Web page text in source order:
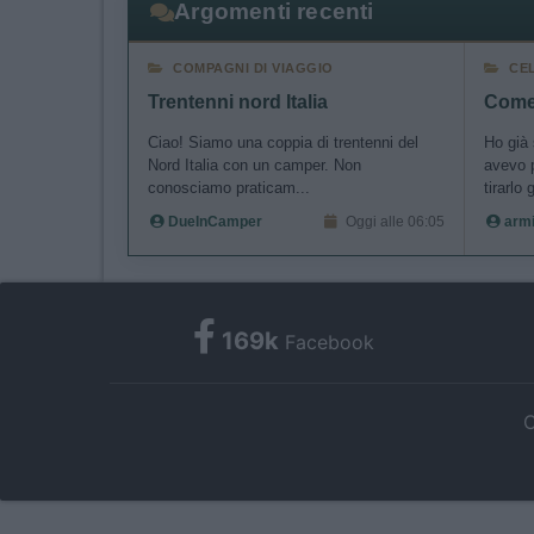
Argomenti recenti
COMPAGNI DI VIAGGIO
Trentenni nord Italia
Ciao! Siamo una coppia di trentenni del
Nord Italia con un camper. Non
conosciamo praticam...
DueInCamper Oggi alle 06:05
Ho
avevo
tirarlo
169k Facebook